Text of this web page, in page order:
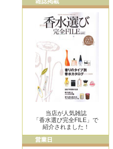
当店が人気雑誌
「香水選び完全FILE」で
紹介されました！